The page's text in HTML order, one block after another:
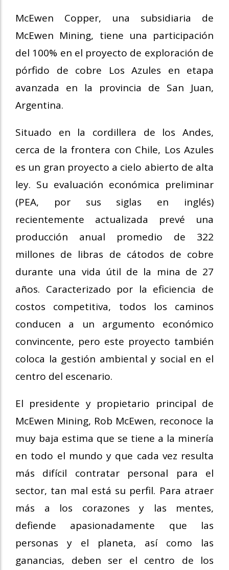
McEwen Copper, una subsidiaria de
McEwen Mining, tiene una participación
del 100% en el proyecto de exploración de
pórfido de cobre Los Azules en etapa
avanzada en la provincia de San Juan,
Argentina.
Situado en la cordillera de los Andes,
cerca de la frontera con Chile, Los Azules
es un gran proyecto a cielo abierto de alta
ley. Su evaluación económica preliminar
(PEA, por sus siglas en inglés)
recientemente actualizada prevé una
producción anual promedio de 322
millones de libras de cátodos de cobre
durante una vida útil de la mina de 27
años. Caracterizado por la eficiencia de
costos competitiva, todos los caminos
conducen a un argumento económico
convincente, pero este proyecto también
coloca la gestión ambiental y social en el
centro del escenario.
El presidente y propietario principal de
McEwen Mining, Rob McEwen, reconoce la
muy baja estima que se tiene a la minería
en todo el mundo y que cada vez resulta
más difícil contratar personal para el
sector, tan mal está su perfil. Para atraer
más a los corazones y las mentes,
defiende apasionadamente que las
personas y el planeta, así como las
ganancias, deben ser el centro de los